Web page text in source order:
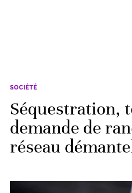
SOCIÉTÉ
Séquestration,
demande de
réseau